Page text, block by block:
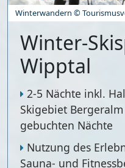
Winterwandern ©
Winter-
Wipptal
2-5 Nächte inkl.
Skigebiet
gebuchten Nächte
Nutzung des
Sauna- und